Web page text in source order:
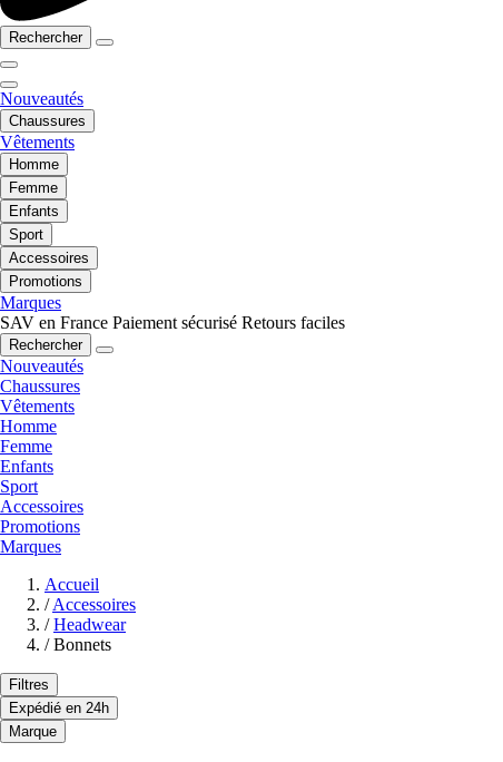
Rechercher
Nouveautés
Chaussures
Vêtements
Homme
Femme
Enfants
Sport
Accessoires
Promotions
Marques
SAV en France Paiement sécurisé Retours faciles
Rechercher
Nouveautés
Chaussures
Vêtements
Homme
Femme
Enfants
Sport
Accessoires
Promotions
Marques
Accueil
/ Accessoires
/ Headwear
/ Bonnets
Filtres
Expédié en 24h
Marque